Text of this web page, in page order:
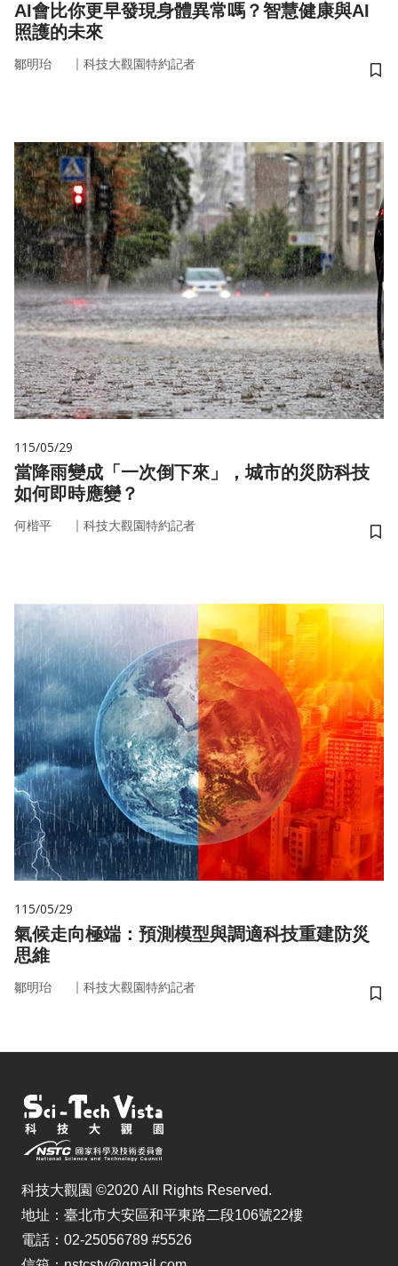
AI會比你更早發現身體異常嗎？智慧健康與AI
照護的未來
鄒明珆 ｜ 科技大觀園特約記者
儲
115/05/29
當降雨變成「一次倒下來」，城市的災防科技
如何即時應變？
何楷平 ｜ 科技大觀園特約記者
儲
115/05/29
氣候走向極端：預測模型與調適科技重建防災
思維
鄒明珆 ｜ 科技大觀園特約記者
儲
科技大觀園 ©2020 All Rights Reserved.
地址：臺北市大安區和平東路二段106號22樓
電話：02-25056789 #5526